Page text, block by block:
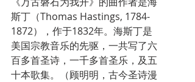
斯丁（Thomas Hastings, 1784-
1872），作于1832年。海斯丁是
美国宗教音乐的先驱，一共写了六
百多首圣诗，一千多首圣乐，及五
十本歌集。（顾明明，古今圣诗漫